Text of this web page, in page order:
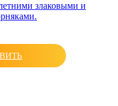
злаковыми и